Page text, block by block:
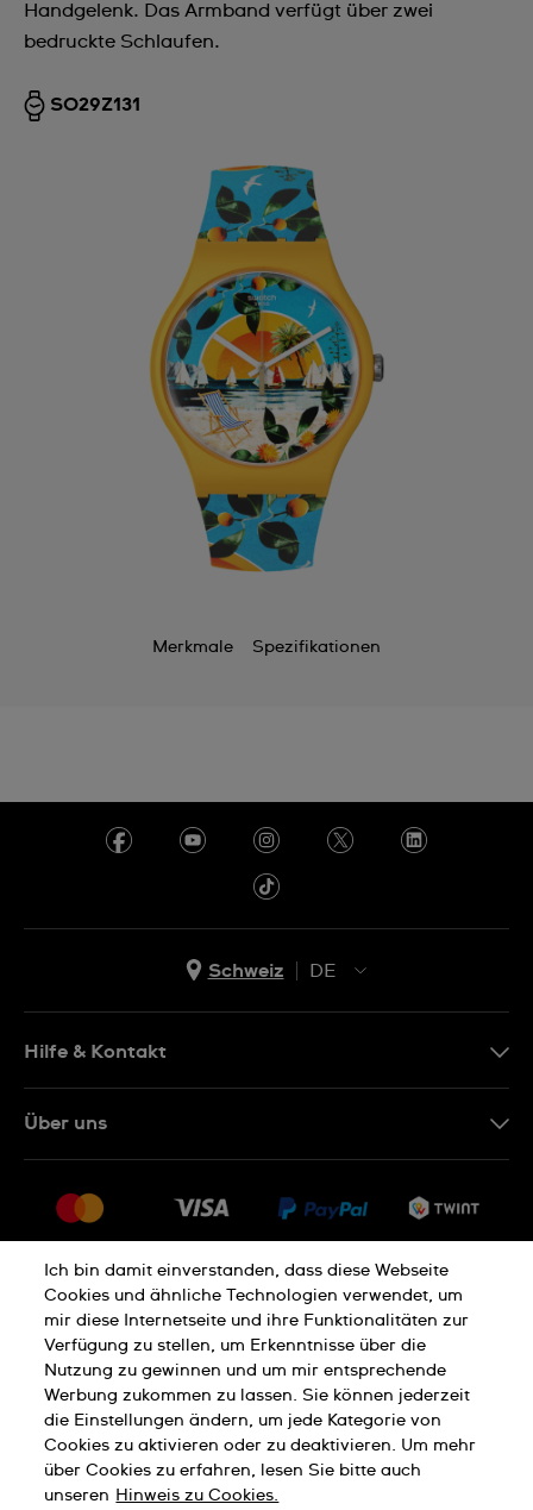
Handgelenk. Das Armband verfügt über zwei
bedruckte Schlaufen.
SO29Z131
Merkmale Spezifikationen
Schweiz
DE
IT
Hilfe & Kontakt
Rückgaberecht
Verkaufs- und Lieferbedingungen
Vertrag widerrufen
Über uns
Jobs
Datenschutzerklärung Cookies Hinweis
Nutzungsbedingungen Impressum
Ich bin damit einverstanden, dass diese Webseite
Cookies und ähnliche Technologien verwendet, um
mir diese Internetseite und ihre Funktionalitäten zur
Verfügung zu stellen, um Erkenntnisse über die
Nutzung zu gewinnen und um mir entsprechende
Werbung zukommen zu lassen. Sie können jederzeit
die Einstellungen ändern, um jede Kategorie von
Cookies zu aktivieren oder zu deaktivieren. Um mehr
über Cookies zu erfahren, lesen Sie bitte auch
unseren Hinweis zu Cookies.